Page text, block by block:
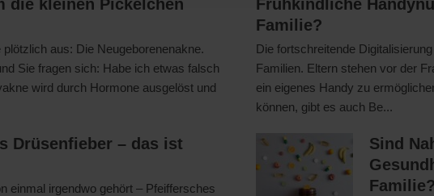
die kleinen Pickelchen
aus: Die Neugeborenenakne.
Sie fragen sich: Habe ich etwas falsch
wird durch Hormone ausgelöst und
Drüsenfieber – das ist
einmal irgendwo gehört – Pfeiffersches
Frühkindliche
Familie?
Die fortschreitende
Familien. Eltern stehen vor der
ein eigenes Handy zu
können, gibt es auch Be...
Sind
Familie?